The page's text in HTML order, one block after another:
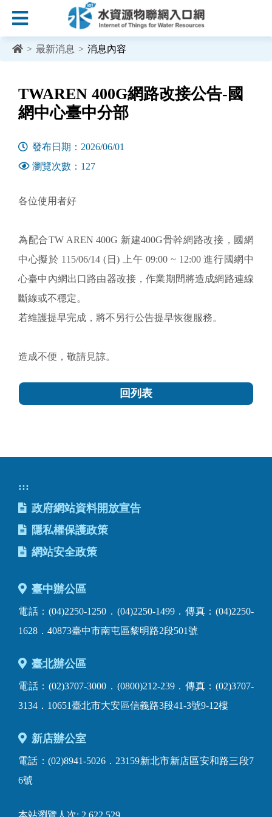
跳到主要內容區塊
> 最新消息 > 消息內容
TWAREN 400G網路改接公告-國
網中心臺中分部
發布日期：2026/06/01
瀏覽次數：127
各位使用者好
為配合TW AREN 400G 新建400G骨幹網路改接，國網
中心擬於 115/06/14 (日) 上午 09:00 ~ 12:00 進行國網中
心臺中內網出口路由器改接，作業期間將造成網路連線
斷線或不穩定。
若維護提早完成，將不另行公告提早恢復服務。
造成不便，敬請見諒。
回列表
:::
政府網站資料開放宣告
隱私權保護政策
網站安全政策
臺中辦公區
電話：(04)2250-1250．(04)2250-1499．傳真：(04)2250-
1628．40873臺中市南屯區黎明路2段501號
臺北辦公區
電話：(02)3707-3000．(0800)212-239．傳真：(02)3707-
3134．10651臺北市大安區信義路3段41-3號9-12樓
新店辦公室
電話：(02)8941-5026．23159新北市新店區安和路三段7
6號
本站瀏覽人次: 2,622,529